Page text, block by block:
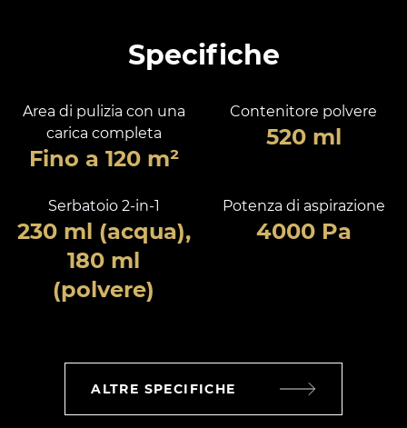
Specifiche
Area di pulizia con una
carica completa
Fino a 120 m²
Contenitore polvere
520 ml
Serbatoio 2-in-1
230 ml (acqua),
180 ml
(polvere)
Potenza di aspirazione
4000 Pa
ALTRE SPECIFICHE